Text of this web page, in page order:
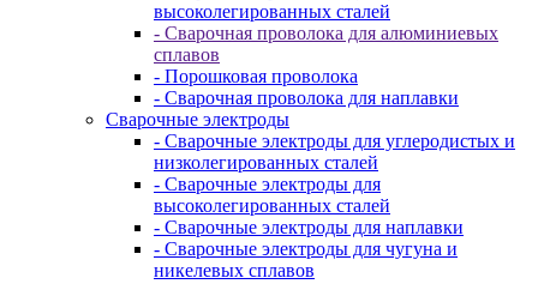
высоколегированных сталей
- Сварочная проволока для алюминиевых
сплавов
- Порошковая проволока
- Сварочная проволока для наплавки
Сварочные электроды
- Сварочные электроды для углеродистых и
низколегированных сталей
- Сварочные электроды для
высоколегированных сталей
- Сварочные электроды для наплавки
- Сварочные электроды для чугуна и
никелевых сплавов